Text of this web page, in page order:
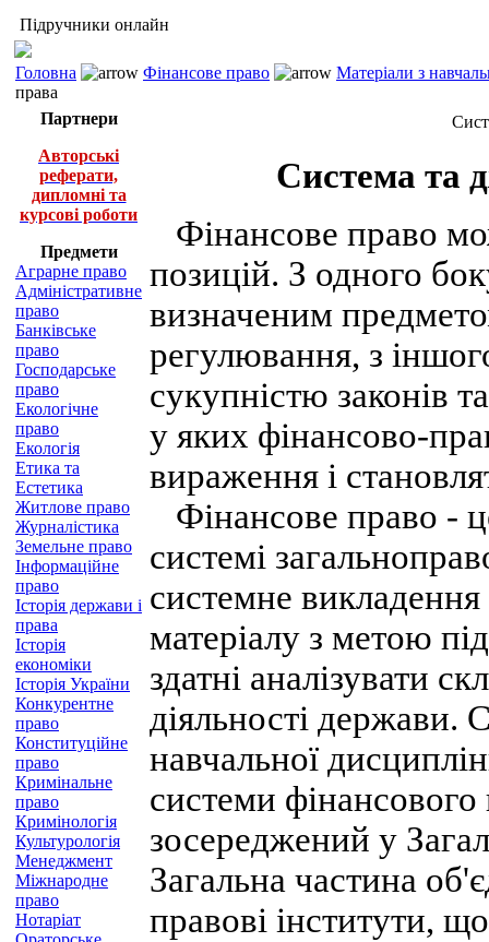
Підручники онлайн
Головна Фінансове право
Матеріали з
права
Партнери
Авторські
реферати,
дипломні та
курсові роботи
Предмети
Аграрне право
Адміністративне
право
Банківське
право
Господарське
право
Екологічне
право
Екологія
Етика та
Естетика
Житлове право
Журналістика
Земельне право
Інформаційне
право
Історія держави і
права
Історія
економіки
Історія України
Конкурентне
право
Конституційне
право
Кримінальне
право
Кримінологія
Культурологія
Менеджмент
Міжнародне
право
Нотаріат
Система та
Фінансове право
позицій. З одного
визначеним
регулювання, з
сукупністю законів
у яких фінансово-
вираження і
Фінансове право -
системі
системне
матеріалу з метою
здатні аналізувати
діяльності держави.
навчальної
системи
зосереджений у
Загальна частина
правові інститути,